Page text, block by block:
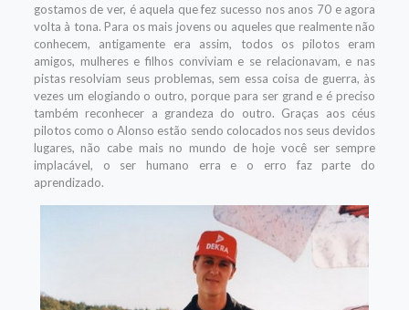
gostamos de ver, é aquela que fez sucesso nos anos 70 e agora
volta à tona. Para os mais jovens ou aqueles que realmente não
conhecem, antigamente era assim, todos os pilotos eram
amigos, mulheres e filhos conviviam e se relacionavam, e nas
pistas resolviam seus problemas, sem essa coisa de guerra, às
vezes um elogiando o outro, porque para ser grand e é preciso
também reconhecer a grandeza do outro. Graças aos céus
pilotos como o Alonso estão sendo colocados nos seus devidos
lugares, não cabe mais no mundo de hoje você ser sempre
implacável, o ser humano erra e o erro faz parte do
aprendizado.